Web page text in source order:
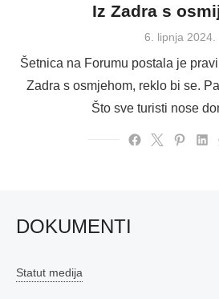
Iz Zadra s
Posted
6. lipnja 2024.
Šetnica na Forumu postala je
Zadra s osmjehom, reklo bi se.
Što sve turisti nose
DOKUMENTI
Statut medija